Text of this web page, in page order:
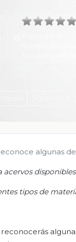
algunas
acervos
tipos de